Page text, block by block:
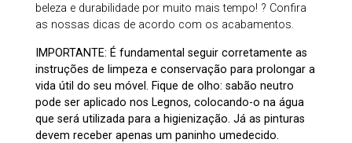
beleza e durabilidade por muito mais tempo! ? Confira
as nossas dicas de acordo com os acabamentos.
IMPORTANTE: É fundamental seguir corretamente as
instruções de limpeza e conservação para prolongar a
vida útil do seu móvel. Fique de olho: sabão neutro
pode ser aplicado nos Legnos, colocando-o na água
que será utilizada para a higienização. Já as pinturas
devem receber apenas um paninho umedecido.